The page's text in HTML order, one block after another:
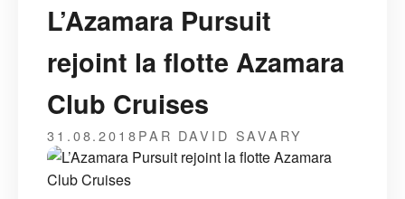
L’Azamara Pursuit
rejoint la flotte Azamara
Club Cruises
31.08.2018PAR DAVID SAVARY